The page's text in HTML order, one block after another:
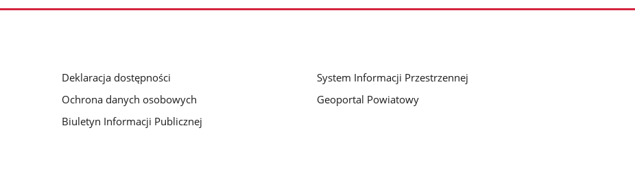
Deklaracja dostępności
Ochrona danych osobowych
Biuletyn Informacji Publicznej
System Informacji Przestrzennej
Geoportal Powiatowy